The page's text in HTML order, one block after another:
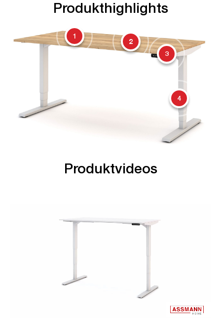
Produkthighlights
1
2
3
4
Produktvideos